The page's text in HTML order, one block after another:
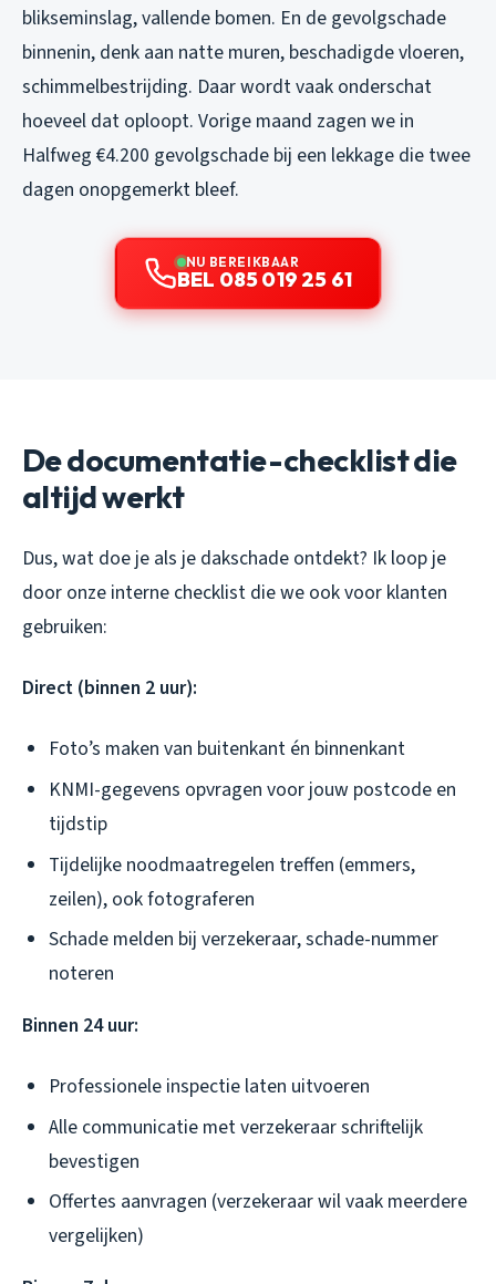
blikseminslag, vallende bomen. En de gevolgschade
binnenin, denk aan natte muren, beschadigde vloeren,
schimmelbestrijding. Daar wordt vaak onderschat
hoeveel dat oploopt. Vorige maand zagen we in
Halfweg €4.200 gevolgschade bij een lekkage die twee
dagen onopgemerkt bleef.
NU BEREIKBAAR
BEL 085 019 25 61
De documentatie-checklist die
altijd werkt
Dus, wat doe je als je dakschade ontdekt? Ik loop je
door onze interne checklist die we ook voor klanten
gebruiken:
Direct (binnen 2 uur):
Foto’s maken van buitenkant én binnenkant
KNMI-gegevens opvragen voor jouw postcode en
tijdstip
Tijdelijke noodmaatregelen treffen (emmers,
zeilen), ook fotograferen
Schade melden bij verzekeraar, schade-nummer
noteren
Binnen 24 uur:
Professionele inspectie laten uitvoeren
Alle communicatie met verzekeraar schriftelijk
bevestigen
Offertes aanvragen (verzekeraar wil vaak meerdere
vergelijken)